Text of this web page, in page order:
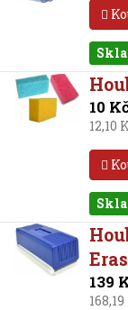
10
12,10
139